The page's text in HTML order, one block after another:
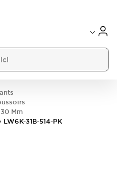
Mm
LW6K-31B-514-PK